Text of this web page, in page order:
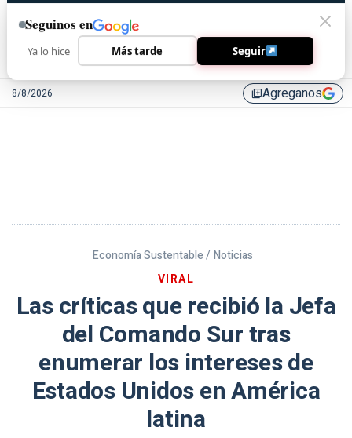
8/8/2026 library_addAgreganos
Economía Sustentable / Noticias
VIRAL
Las críticas que recibió la Jefa
del Comando Sur tras
enumerar los intereses de
Estados Unidos en América
latina
Seguinos en
Ya lo hice Más tarde Seguir